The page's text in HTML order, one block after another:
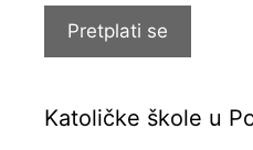
Pretplati se
Katoličke škole u